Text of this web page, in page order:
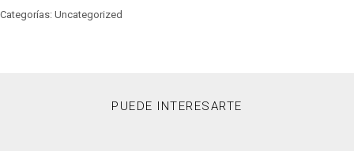
Categorías: Uncategorized
PUEDE INTERESARTE